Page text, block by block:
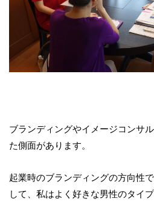
ブランディングやイメージコンサ
た側面があります。
起業時のブランディングの方向性
して、私はよく好きな男性のタイプ